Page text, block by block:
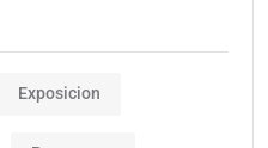
Exposicion